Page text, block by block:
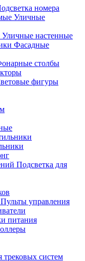
номера
Уличные
Уличные настенные
Фасадные
столбы
фигуры
Подсветка для
Пульты управления
питания